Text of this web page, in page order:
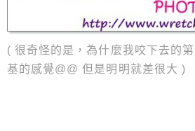
( 很奇怪的是，為什麼我咬下去的
基的感覺@@ 但是明明就差很大 )